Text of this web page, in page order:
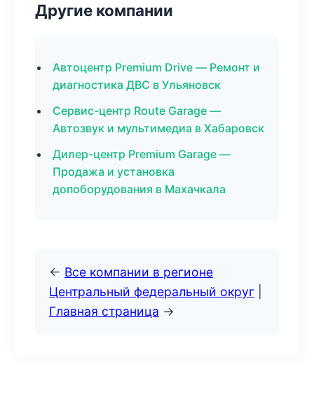
Другие компании
Автоцентр Premium Drive — Ремонт и
диагностика ДВС в Ульяновск
Сервис-центр Route Garage —
Автозвук и мультимедиа в Хабаровск
Дилер-центр Premium Garage —
Продажа и установка
допоборудования в Махачкала
← Все компании в регионе
Центральный федеральный округ
Главная страница →